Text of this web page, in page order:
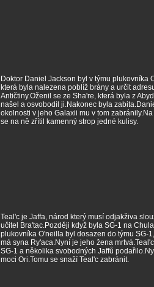
Doktor Daniel Jackson byl v týmu
která byla nalezena poblíž brány a určit
Antičtiny.Oženil se ze Sha're, která byla z
našel a osvobodil ji.Nakonec byla
okolnosti v jeho Galaxii mu v tom
se na ně zřítil kamenný strop jedné kulisy.
Teal'c je Jaffa, národ který musí odjakživa
učitel Bra'tac.Později když byla SG-1 na
plukovníka O'neilla byl dosazen do týmu SG-
má syna Ry'aca.Nyní je jeho žena
SG-1 a několika svobodných Jaffů
moci Ori.Tomu se snaží Teal'c zabránit.